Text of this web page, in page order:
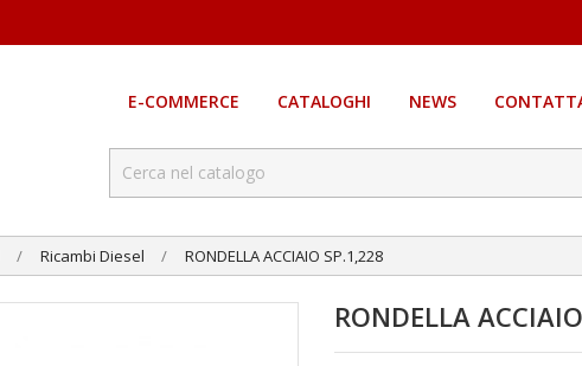
E-COMMERCE CATALOGHI NEWS
Ricambi Diesel RONDELLA ACCIAIO SP.1,228
RONDELLA